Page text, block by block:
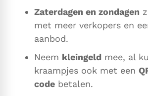
Zaterdagen en zondagen
met meer verkopers en
aanbod.
Neem kleingeld mee, al
kraampjes ook met een
code betalen.